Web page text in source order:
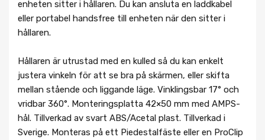
enheten sitter i hållaren. Du kan ansluta en laddkabel
eller portabel handsfree till enheten när den sitter i
hållaren.
Hållaren är utrustad med en kulled så du kan enkelt
justera vinkeln för att se bra på skärmen, eller skifta
mellan stående och liggande läge. Vinklingsbar 17° och
vridbar 360°. Monteringsplatta 42×50 mm med AMPS-
hål. Tillverkad av svart ABS/Acetal plast. Tillverkad i
Sverige. Monteras på ett Piedestalfäste eller en ProClip